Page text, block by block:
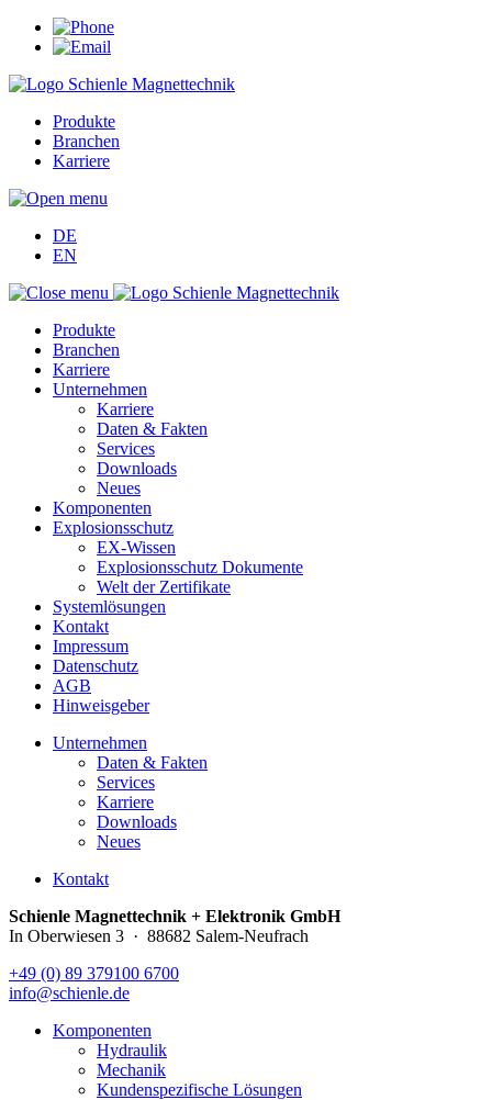
Produkte
Branchen
Karriere
DE
EN
Produkte
Branchen
Karriere
Unternehmen
Karriere
Daten & Fakten
Services
Downloads
Neues
Komponenten
Explosionsschutz
EX-Wissen
Explosionsschutz Dokumente
Welt der Zertifikate
Systemlösungen
Kontakt
Impressum
Datenschutz
AGB
Hinweisgeber
Unternehmen
Daten & Fakten
Services
Karriere
Downloads
Neues
Kontakt
Schienle Magnettechnik + Elektronik GmbH
In Oberwiesen 3 · 88682 Salem-Neufrach
+49 (0) 89 379100 6700
info@schienle.de
Komponenten
Hydraulik
Mechanik
Kundenspezifische Lösungen